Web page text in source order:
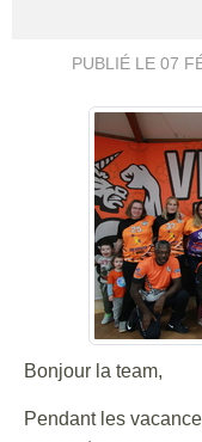
PUBLIÉ LE 07
Bonjour la team,
Pendant les